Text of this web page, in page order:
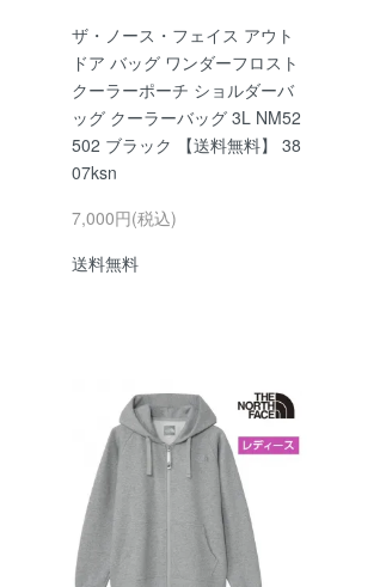
ザ・ノース・フェイス アウト
ドア バッグ ワンダーフロスト
クーラーポーチ ショルダーバ
ッグ クーラーバッグ 3L NM52
502 ブラック 【送料無料】 38
07ksn
7,000円(税込)
送料無料